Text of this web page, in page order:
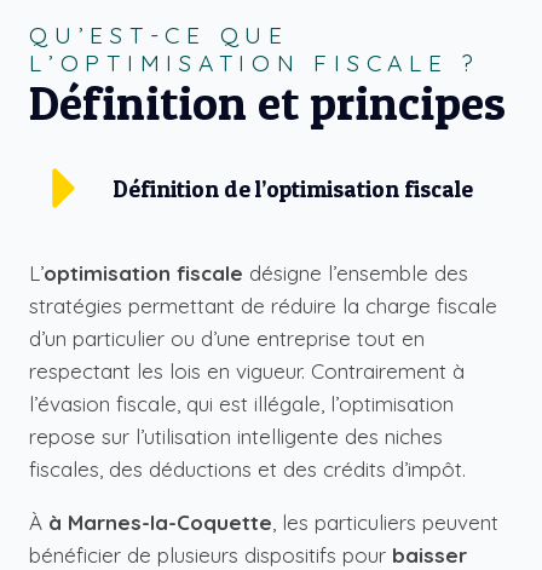
QU’EST-CE QUE
L’OPTIMISATION FISCALE ?
Définition et principes
Définition de l’optimisation fiscale
L’optimisation fiscale désigne l’ensemble des
stratégies permettant de réduire la charge fiscale
d’un particulier ou d’une entreprise tout en
respectant les lois en vigueur. Contrairement à
l’évasion fiscale, qui est illégale, l’optimisation
repose sur l’utilisation intelligente des niches
fiscales, des déductions et des crédits d’impôt.
À à Marnes-la-Coquette, les particuliers peuvent
bénéficier de plusieurs dispositifs pour baisser